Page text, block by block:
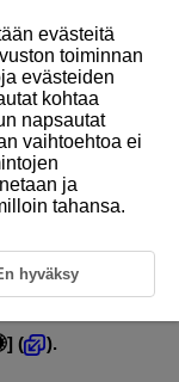
-
] (
).
evästeitä
toiminnan
evästeiden
kohtaa
napsautat
vaihtoehtoa ei
ja
tahansa.
hyväksy